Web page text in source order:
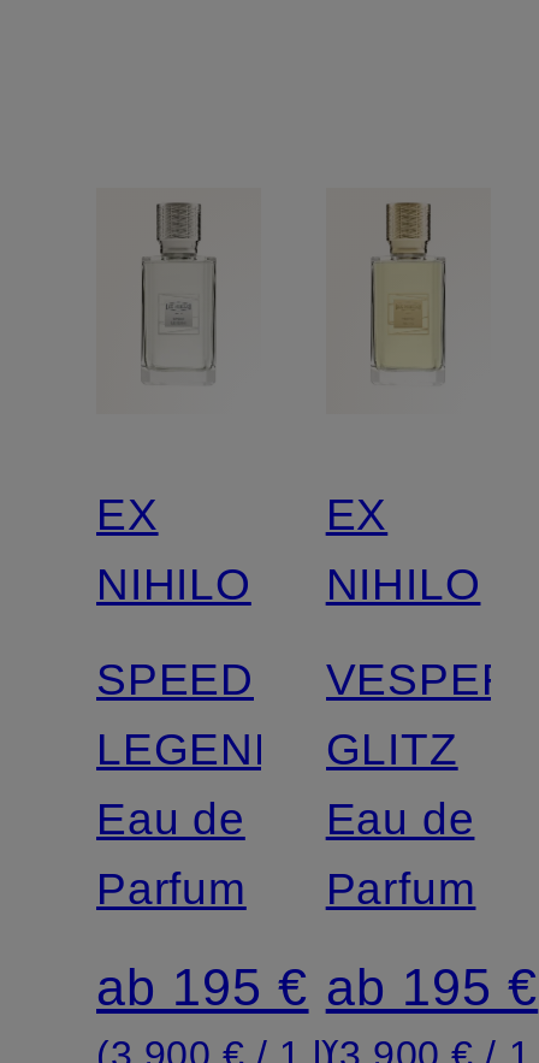
EX
NIHILO
SPEED
LEGENDS
Eau de
Parfum
ab 195 €
EX
NIHILO
VESPER
GLITZ
Eau de
Parfum
ab 195 €